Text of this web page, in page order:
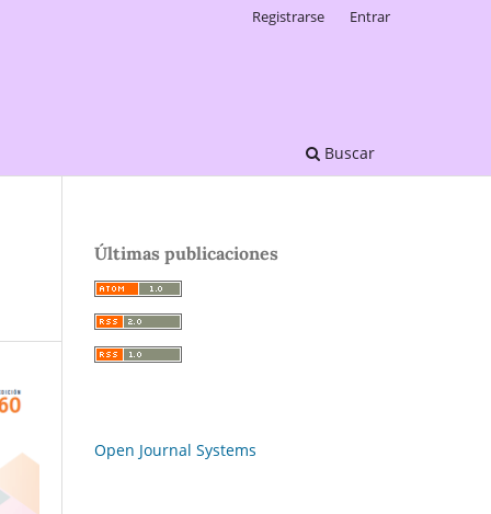
Buscar
Registrarse Entrar
Últimas publicaciones
Open Journal Systems